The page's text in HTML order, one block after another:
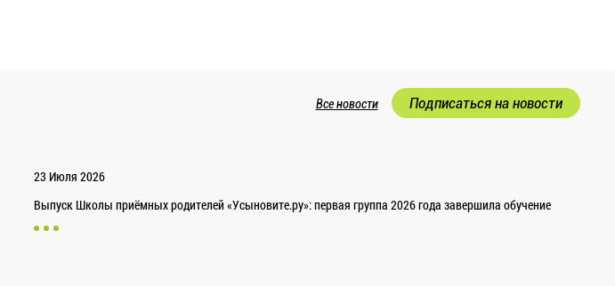
Все новости Подписаться на новости
23 Июля 2026
Выпуск Школы приёмных родителей «Усыновите.ру»: первая группа 2026 года завершила обучение